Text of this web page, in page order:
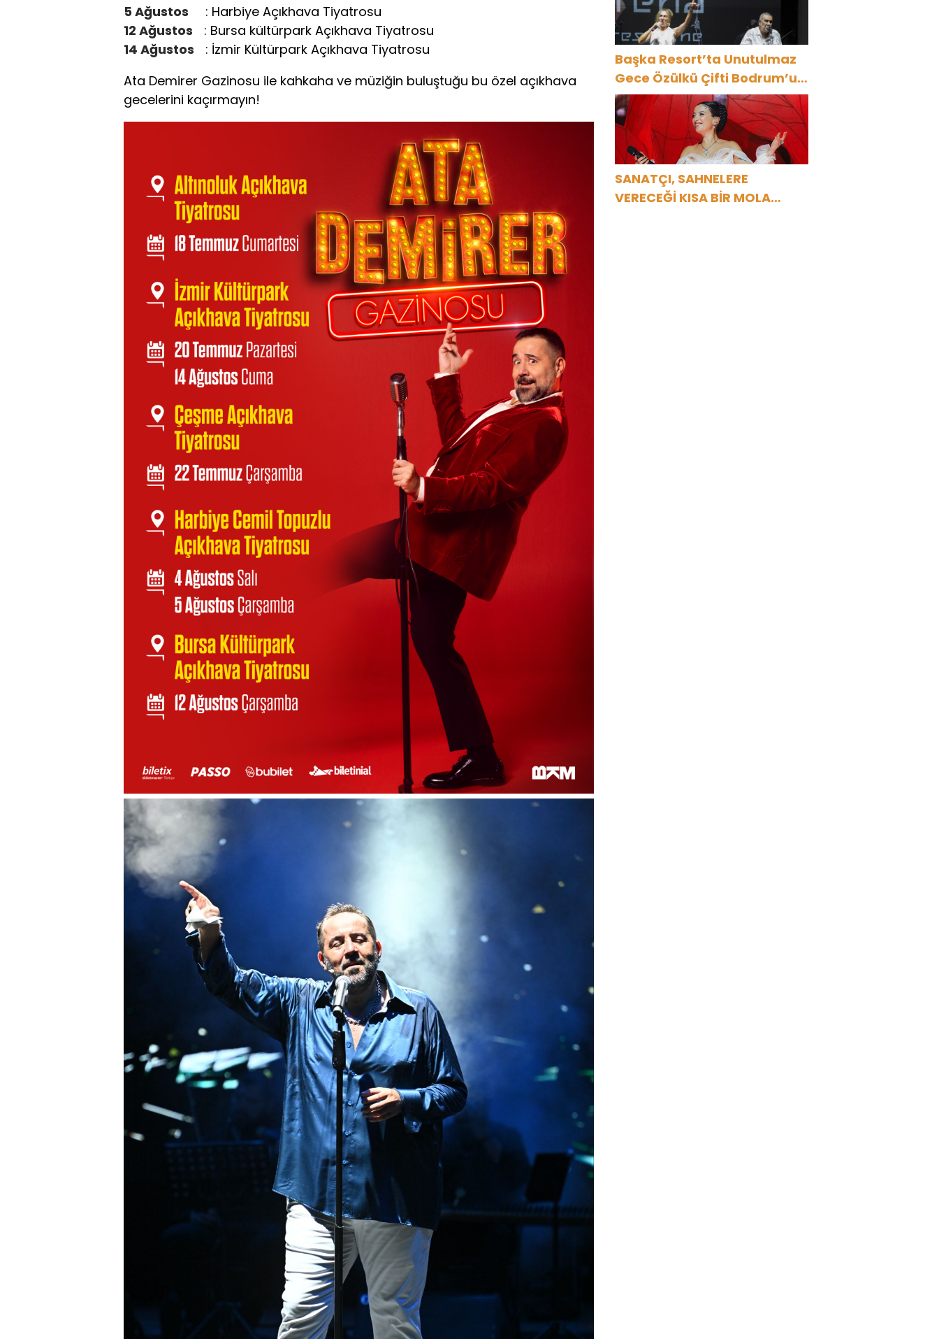
5 Ağustos : Harbiye Açıkhava Tiyatrosu
12 Ağustos : Bursa kültürpark Açıkhava Tiyatrosu
14 Ağustos : İzmir Kültürpark Açıkhava Tiyatrosu
Ata Demirer Gazinosu ile kahkaha ve müziğin buluştuğu bu özel açıkhava
gecelerini kaçırmayın!
Başka Resort’ta Unutulmaz
Gece Özülkü Çifti Bodrum’u
Büyüledi
SANATÇI, SAHNELERE
VERECEĞİ KISA BİR MOLA